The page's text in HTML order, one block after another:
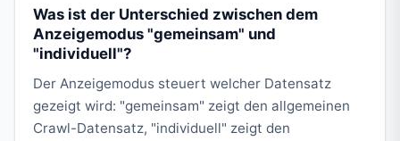
Was ist der Unterschied zwischen dem
Anzeigemodus "gemeinsam" und
"individuell"?
Der Anzeigemodus steuert welcher Datensatz
gezeigt wird: "gemeinsam" zeigt den allgemeinen
Crawl-Datensatz, "individuell" zeigt den